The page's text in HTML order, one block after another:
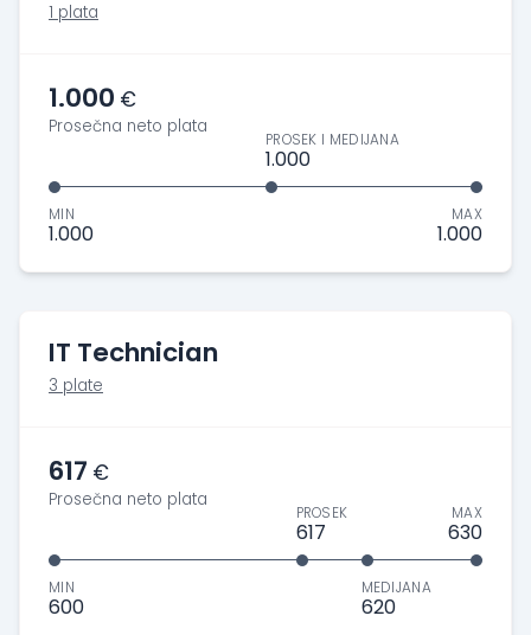
1 plata
1.000 €
Prosečna neto plata
MIN
1.000
PROSEK I MEDIJANA
1.000
MAX
1.000
IT Technician
3 plate
617 €
Prosečna neto plata
MIN
600
MEDIJANA
620
PROSEK
617
MAX
630